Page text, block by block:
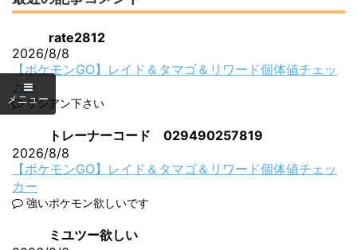
rate2812
2026/8/8
【ポケモンGO】レイド＆タマゴ＆リワード個体値チェッ
カー
ザシアン下さい
トレーナーコード 029490257819
2026/8/8
【ポケモンGO】レイド＆タマゴ＆リワード個体値チェッ
カー
強いポケモン欲しいです
ミユツー欲しい